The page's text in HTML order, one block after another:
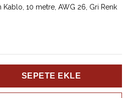
Kablo, 10 metre, AWG 26, Gri Renk